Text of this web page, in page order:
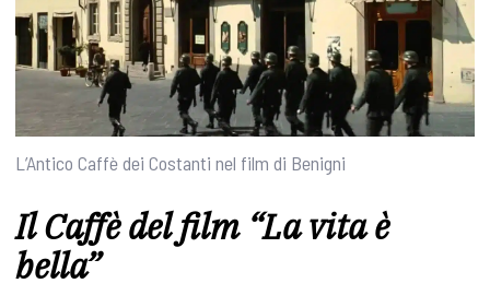
L’Antico Caffè dei Costanti nel film di Benigni
Il Caffè del film “La vita è
bella”